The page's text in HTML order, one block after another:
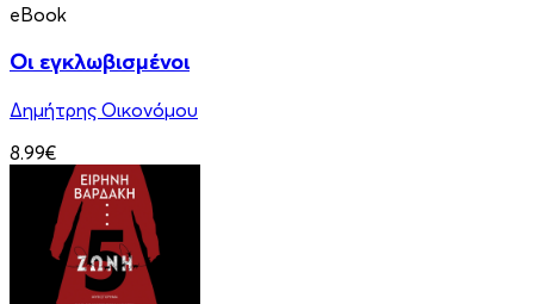
eBook
Οι εγκλωβισμένοι
Δημήτρης Οικονόμου
8.99€